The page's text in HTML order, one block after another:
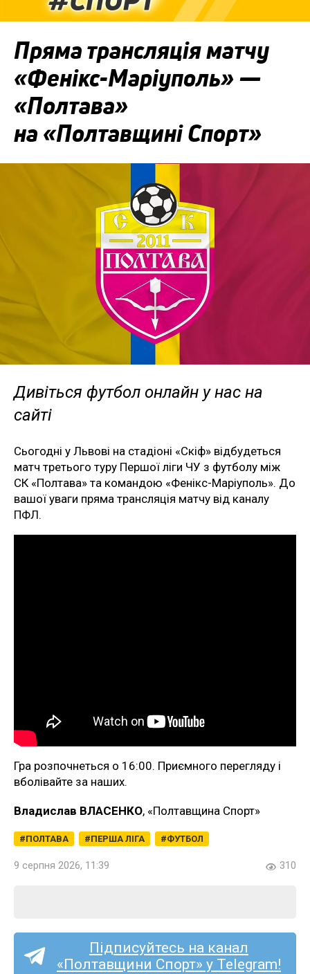
Пряма трансляція матчу
«Фенікс-Маріуполь» —
«Полтава»
на «Полтавщині Спорт»
Дивіться футбол онлайн у нас на
сайті
Сьогодні у Львові на стадіоні «Скіф» відбудеться
матч третього туру Першої ліги ЧУ з футболу між
СК «Полтава» та командою «Фенікс-Маріуполь». До
вашої уваги пряма трансляція матчу від каналу
ПФЛ.
Гра розпочнеться о 16:00. Приємного перегляду і
вболівайте за наших.
Владислав ВЛАСЕНКО, «Полтавщина Спорт»
ПОЛТАВА ПЕРША ЛІГА ФУТБОЛ
9 серпня 2026, 11:39 310
Підписуйтесь на канал
«Полтавщини Спорт» у Telegram!